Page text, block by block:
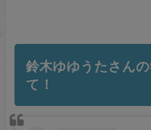
鈴木ゆゆうたさん
て！